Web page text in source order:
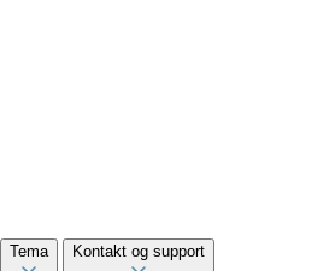
Tema Kontakt og support